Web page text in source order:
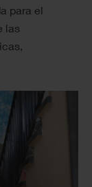
para el
las